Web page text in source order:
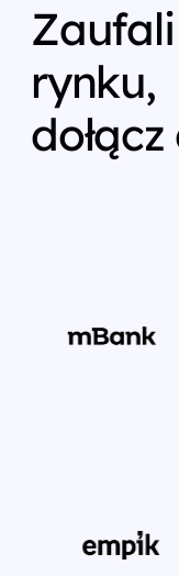
rynku,